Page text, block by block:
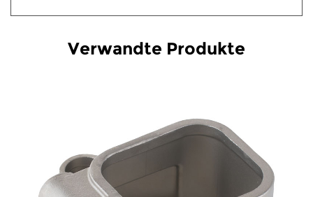
Verwandte Produkte